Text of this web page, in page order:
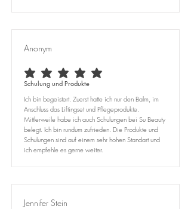
Anonym
durchschnittliches Rating ist 5 von 5
Schulung und Produkte
Ich bin begeistert. Zuerst hatte ich nur den Balm, im
Anschluss das Liftingset und Pflegeprodukte.
Mittlerweile habe ich auch Schulungen bei Su Beauty
belegt. Ich bin rundum zufrieden. Die Produkte und
Schulungen sind auf einem sehr hohen Standart und
ich empfehle es gerne weiter.
Jennifer Stein